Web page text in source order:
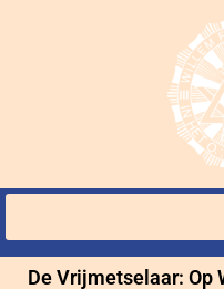
De Vrijmetselaar: Op